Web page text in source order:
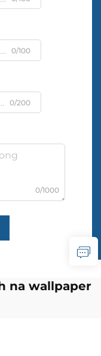
0/100
0/200
0/1000
na wallpaper